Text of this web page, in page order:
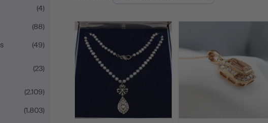
(4)
(88)
(49)
(23)
(2.109)
(1.803)